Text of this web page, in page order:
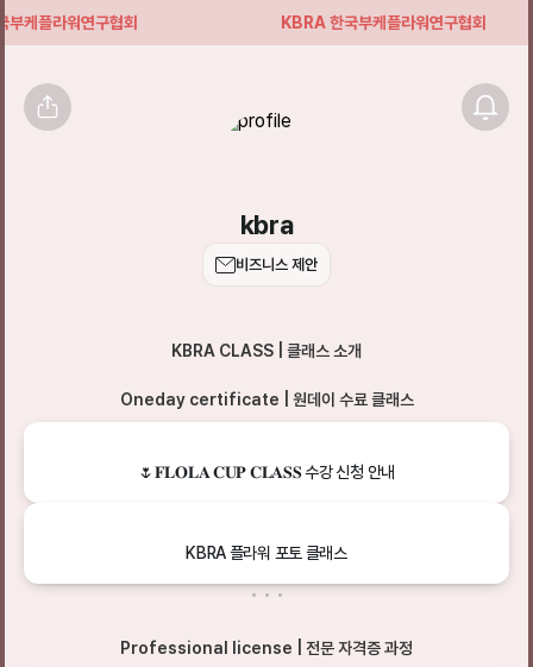
케플라워연구협회 KBRA 한국부케플라워연구협회
kbra
비즈니스 제안
KBRA CLASS | 클래스 소개
Oneday certificate | 원데이 수료 클래스
🌷𝐅𝐋𝐎𝐋𝐀 𝐂𝐔𝐏 𝐂𝐋𝐀𝐒𝐒 수강 신청 안내
KBRA 플라워 포토 클래스
Professional license | 전문 자격증 과정